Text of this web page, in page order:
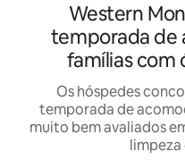
Western
temporada de
famílias com
Os hóspedes
temporada de
muito bem avaliados
limpeza